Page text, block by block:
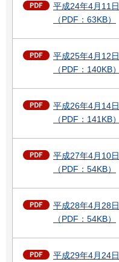
平成24年4月11日
（PDF：63KB）
平成25年4月12日
（PDF：140KB）
平成26年4月14日
（PDF：141KB）
平成27年4月10日
（PDF：54KB）
平成28年4月28日
（PDF：54KB）
平成29年4月24日